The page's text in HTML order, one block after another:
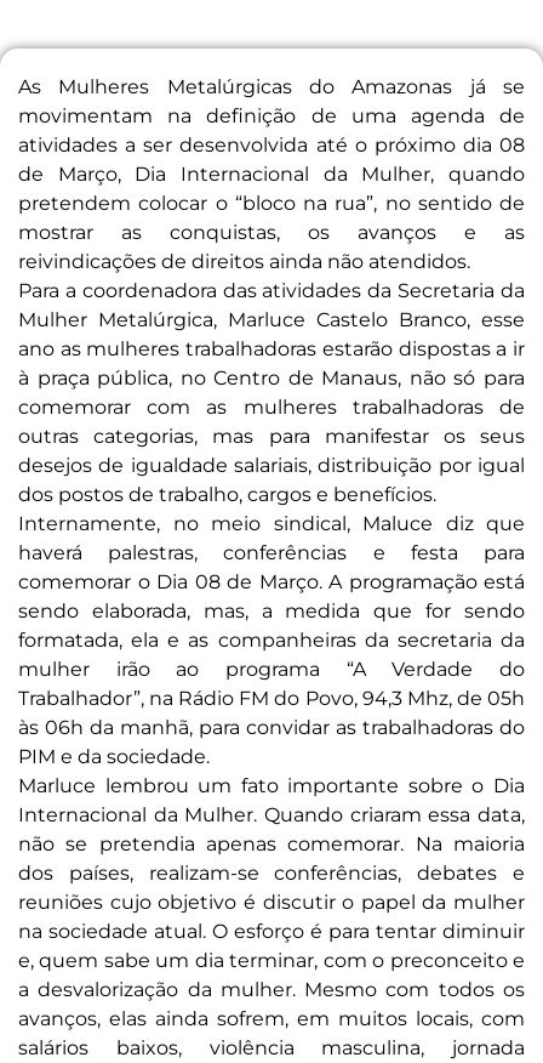
As Mulheres Metalúrgicas do Amazonas já se
movimentam na definição de uma agenda de
atividades a ser desenvolvida até o próximo dia 08
de Março, Dia Internacional da Mulher, quando
pretendem colocar o “bloco na rua”, no sentido de
mostrar as conquistas, os avanços e as
reivindicações de direitos ainda não atendidos.
Para a coordenadora das atividades da Secretaria da
Mulher Metalúrgica, Marluce Castelo Branco, esse
ano as mulheres trabalhadoras estarão dispostas a ir
à praça pública, no Centro de Manaus, não só para
comemorar com as mulheres trabalhadoras de
outras categorias, mas para manifestar os seus
desejos de igualdade salariais, distribuição por igual
dos postos de trabalho, cargos e benefícios.
Internamente, no meio sindical, Maluce diz que
haverá palestras, conferências e festa para
comemorar o Dia 08 de Março. A programação está
sendo elaborada, mas, a medida que for sendo
formatada, ela e as companheiras da secretaria da
mulher irão ao programa “A Verdade do
Trabalhador”, na Rádio FM do Povo, 94,3 Mhz, de 05h
às 06h da manhã, para convidar as trabalhadoras do
PIM e da sociedade.
Marluce lembrou um fato importante sobre o Dia
Internacional da Mulher. Quando criaram essa data,
não se pretendia apenas comemorar. Na maioria
dos países, realizam-se conferências, debates e
reuniões cujo objetivo é discutir o papel da mulher
na sociedade atual. O esforço é para tentar diminuir
e, quem sabe um dia terminar, com o preconceito e
a desvalorização da mulher. Mesmo com todos os
avanços, elas ainda sofrem, em muitos locais, com
salários baixos, violência masculina, jornada